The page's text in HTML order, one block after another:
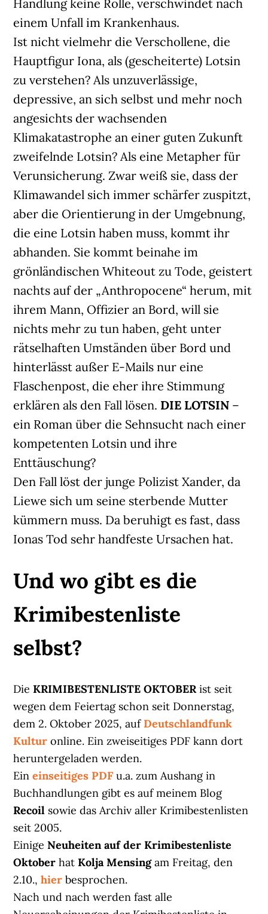
Handlung keine Rolle, verschwindet nach
einem Unfall im Krankenhaus.
Ist nicht vielmehr die Verschollene, die
Hauptfigur Iona, als (gescheiterte) Lotsin
zu verstehen? Als unzuverlässige,
depressive, an sich selbst und mehr noch
angesichts der wachsenden
Klimakatastrophe an einer guten Zukunft
zweifelnde Lotsin? Als eine Metapher für
Verunsicherung. Zwar weiß sie, dass der
Klimawandel sich immer schärfer zuspitzt,
aber die Orientierung in der Umgebnung,
die eine Lotsin haben muss, kommt ihr
abhanden. Sie kommt beinahe im
grönländischen Whiteout zu Tode, geistert
nachts auf der „Anthropocene“ herum, mit
ihrem Mann, Offizier an Bord, will sie
nichts mehr zu tun haben, geht unter
rätselhaften Umständen über Bord und
hinterlässt außer E-Mails nur eine
Flaschenpost, die eher ihre Stimmung
erklären als den Fall lösen. DIE LOTSIN –
ein Roman über die Sehnsucht nach einer
kompetenten Lotsin und ihre
Enttäuschung?
Den Fall löst der junge Polizist Xander, da
Liewe sich um seine sterbende Mutter
kümmern muss. Da beruhigt es fast, dass
Ionas Tod sehr handfeste Ursachen hat.
Und wo gibt es die
Krimibestenliste
selbst?
DieKRIMIBESTENLISTE OKTOBERist seit
wegen dem Feiertag schon seit Donnerstag,
dem 2. Oktober 2025, auf Deutschlandfunk
Kultur online. Ein zweiseitiges PDF kann dort
heruntergeladen werden.
Eineinseitiges PDF u.a. zum Aushang in
Buchhandlungen gibt es auf meinem Blog
Recoil sowie das Archiv aller Krimibestenlisten
seit 2005.
EinigeNeuheiten auf der Krimibestenliste
OktoberhatKolja Mensingam Freitag, den
2.10.,hier besprochen.
Nach und nach werden fast alle